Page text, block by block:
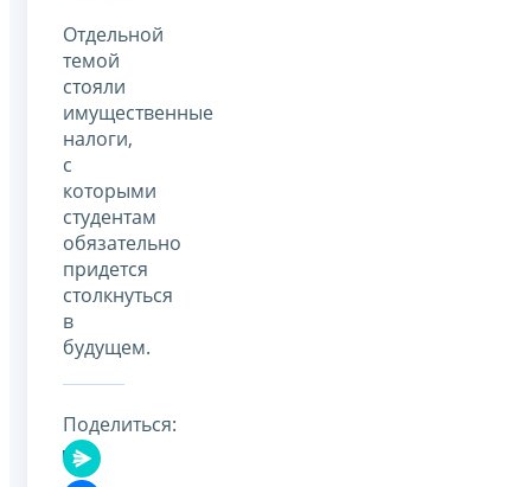
Отдельной
темой
стояли
имущественные
налоги,
с
которыми
студентам
обязательно
придется
столкнуться
в
будущем.
Поделиться: